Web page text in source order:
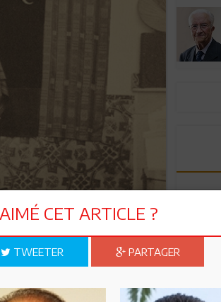
m) au-dessus de l’orchestre
et rectangulaires alternées et
CET ARTICLE ?
TWEETER PARTAGER